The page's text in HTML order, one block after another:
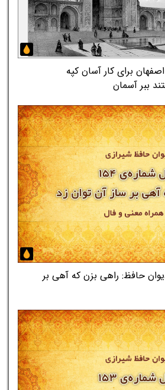
برای کار آسان کپه
ببر آسمان
شماره‌ی ۱۵۴ دیوان حافظ: راهی بزن که آهی بر